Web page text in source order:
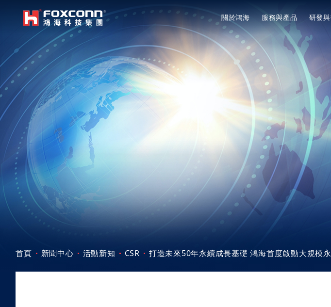
關於鴻海
集團簡介
願景宗旨與核心
創辦人
董事長
集團大事紀
營運據點
全球版圖
集團行為準則
服務與產品
服務與產品
3+3+3=∞
焦點動態
產業與技術佈
研發
專利與獎項
專利與獎項概述
專利扶植新創計
鴻海研究院
鴻海研究院概述
資料下載
MIH EV 研發院
MIH 開放電動
新聞集錦
最新消息
電動車EV
3+3+3佈局
活動新知
產業脈動
公司活動
CSR
台灣廠區
經營方針
提升企業價值
投資人關係
活動行事曆
法說會與路演
影音列表
公司治理
董事會
企業永續概述
ESG願景與策略
響應國際倡議
董事長的話與永
焦點面向
永續治理
員工照護
健康安全
環境永續
鴻海集團
集團首頁 繁體中文 English
亞洲
中國大陸 简体中文
越南 Tiếng Việt
首頁 新聞中心 活動新知 CSR 打造未來50年永續成長基礎 鴻海首度啟動大規模